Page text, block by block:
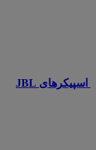
اسپیکرهای JBL